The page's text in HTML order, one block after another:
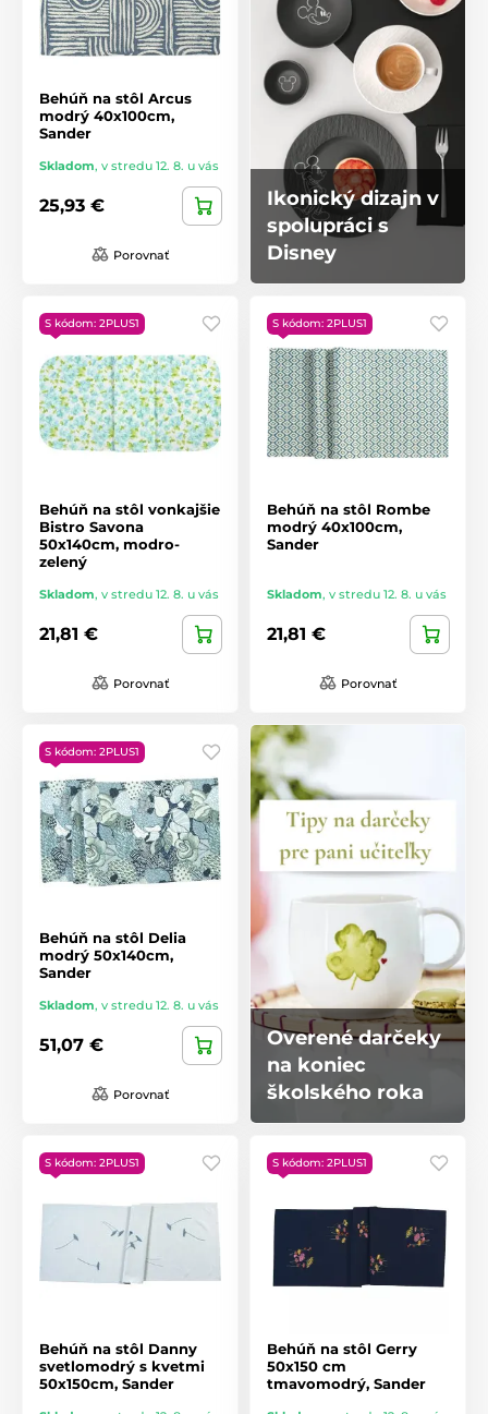
Behúň na stôl Arcus
modrý 40x100cm,
Sander
Skladom, v stredu 12. 8. u vás
25,93 €
Porovnať
Ikonický dizajn v
spolupráci s
Disney
S kódom: 2PLUS1
Behúň na stôl vonkajšie
Bistro Savona
50x140cm, modro-
zelený
Skladom, v stredu 12. 8. u vás
21,81 €
Porovnať
S kódom: 2PLUS1
Behúň na stôl Rombe
modrý 40x100cm,
Sander
Skladom, v stredu 12. 8. u vás
21,81 €
Porovnať
S kódom: 2PLUS1
Behúň na stôl Delia
modrý 50x140cm,
Sander
Skladom, v stredu 12. 8. u vás
51,07 €
Porovnať
Overené darčeky
na koniec
školského roka
S kódom: 2PLUS1
Behúň na stôl Danny
svetlomodrý s kvetmi
50x150cm, Sander
S kódom: 2PLUS1
Behúň na stôl Gerry
50x150 cm
tmavomodrý, Sander